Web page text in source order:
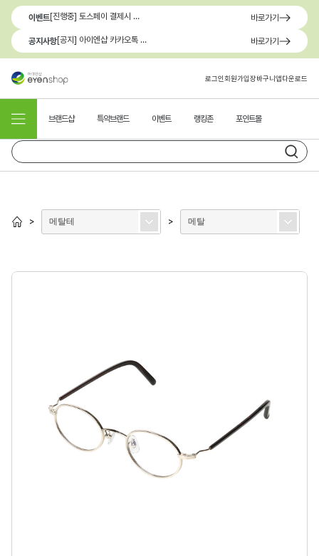
이벤트 [진행중] 토스페이 결제시 최대 1.3만원 혜택 바로가기
공지사항 [공지] 아이엔샵 카카오톡 1:1 문의 채널 이용 안내 바로가기
로그인회원가입장바구니앱다운로드
브랜드샵 특약브랜드 이벤트 랭킹존 포인트몰
> 메탈테 > 메탈